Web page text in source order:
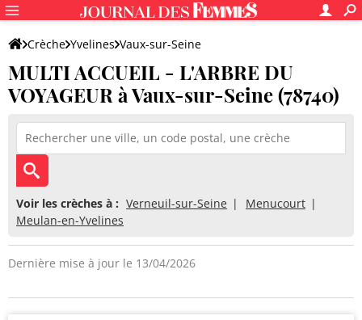
Crèche Yvelines Vaux-sur-Seine
MULTI ACCUEIL - L'ARBRE DU VOYAGEUR
MULTI ACCUEIL - L'ARBRE DU
VOYAGEUR à Vaux-sur-Seine (78740)
Voir les crèches à : Verneuil-sur-Seine
Menucourt
Meulan-en-Yvelines
Dernière mise à jour le 13/04/2026